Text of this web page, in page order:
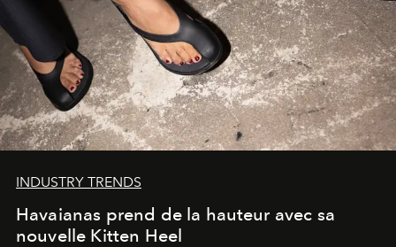
INDUSTRY TRENDS
Havaianas prend de la hauteur avec sa
nouvelle Kitten Heel